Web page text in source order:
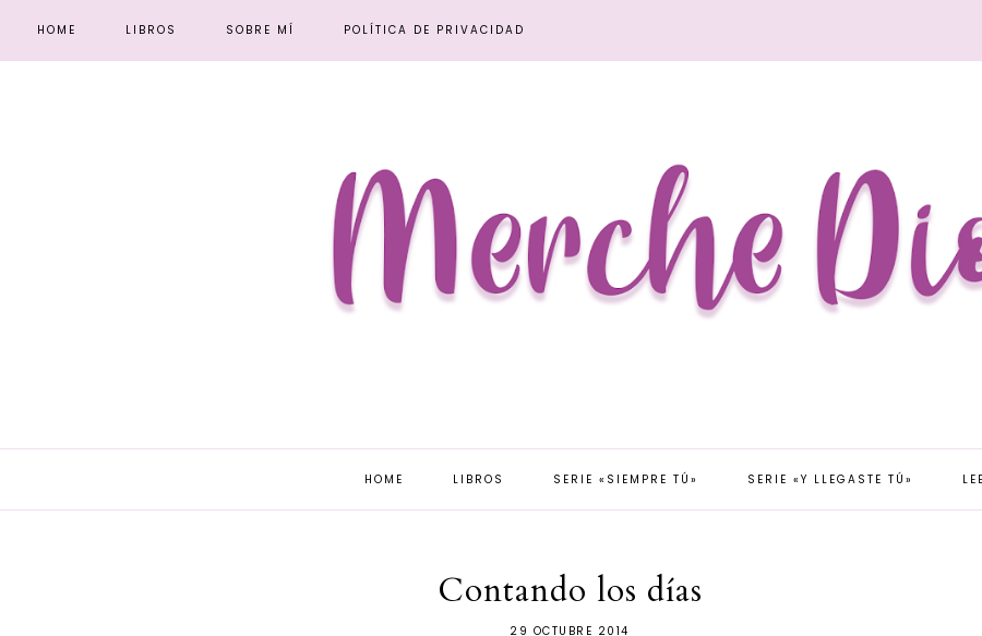
HOME LIBROS SOBRE MÍ POLÍTICA DE PRIVACIDAD
HOME LIBROS SERIE «SIEMPRE TÚ» SERIE «Y LLEGASTE TÚ»
Contando los días
29 OCTUBRE 2014